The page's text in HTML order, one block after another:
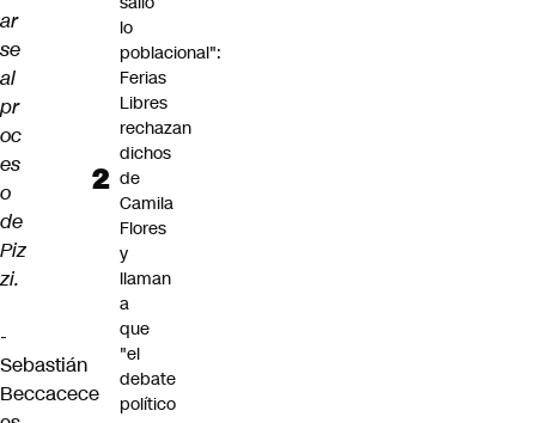
ar
se
al
pr
oc
es
o
de
Piz
zi.
-
Sebastián
Beccacece
lo
poblacional":
Ferias
Libres
rechazan
dichos
de
Camila
Flores
y
llaman
a
que
"el
debate
político